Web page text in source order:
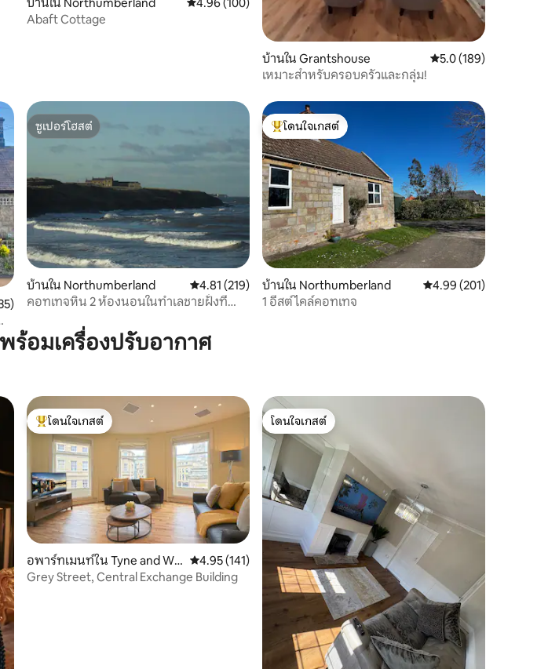
Abaft Cottage
บ้านใน Grantshouse คะแนนเฉลี่ย 5.0 จาก
5.0 (189)
เหมาะสำหรับครอบครัวและกลุ่ม!
ย 4.96 จาก 5, 135 รีวิว
ซูเปอร์โฮสต์
ซูเปอร์โฮสต์
บ้านใน Northumberland คะแนนเฉลี่ย 4.81 จาก 5, 219 รีวิว
4.81 (219)
คอทเทจหิน 2 ห้องนอนในทำเลชายฝั่งที่
โดนใจเกสต์ที่สุด
โดนใจเกสต์
บ้านใน Northumberland คะแนนเฉลี่ย 4.99 จาก
4.99 (201)
1 อีสต์ไคล์คอทเทจ
ร้อมเครื่องปรับอากาศ
โดนใจเกสต์ที่สุด
โดนใจเกสต์
อพาร์ทเมนท์ใน Tyne and We
ar
คะแนนเฉลี่ย 4.95 จาก 5, 141 รีวิว
4.95 (141)
Grey Street, Central Exchange Building
โดนใจเกสต์
โดนใจเกสต์